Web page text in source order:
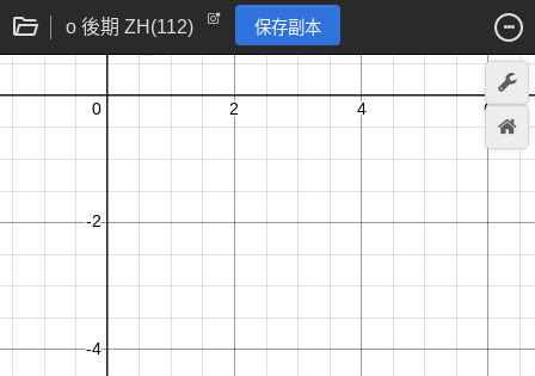
o 後期 ZH(112) 保存副本